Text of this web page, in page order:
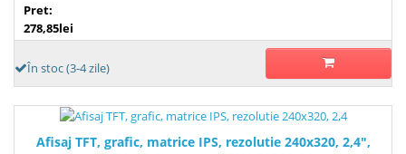
Pret:
278,85lei
În stoc (3-4 zile)
Afisaj TFT, grafic, matrice IPS, rezolutie 240x320, 2,4",